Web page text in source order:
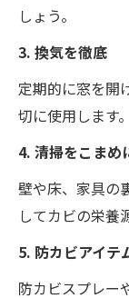
しょう。
3. 換気を徹底
定期的に窓を開
切に使用します。
4. 清掃をこまめ
壁や床、家具の
してカビの栄養
5. 防カビアイテ
防カビスプレー